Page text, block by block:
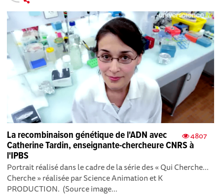
4807
La recombinaison génétique de l'ADN avec
Catherine Tardin, enseignante-chercheure CNRS à
l'IPBS
Portrait réalisé dans le cadre de la série des « Qui Cherche...
Cherche » réalisée par Science Animation et K
PRODUCTION. (Source image...